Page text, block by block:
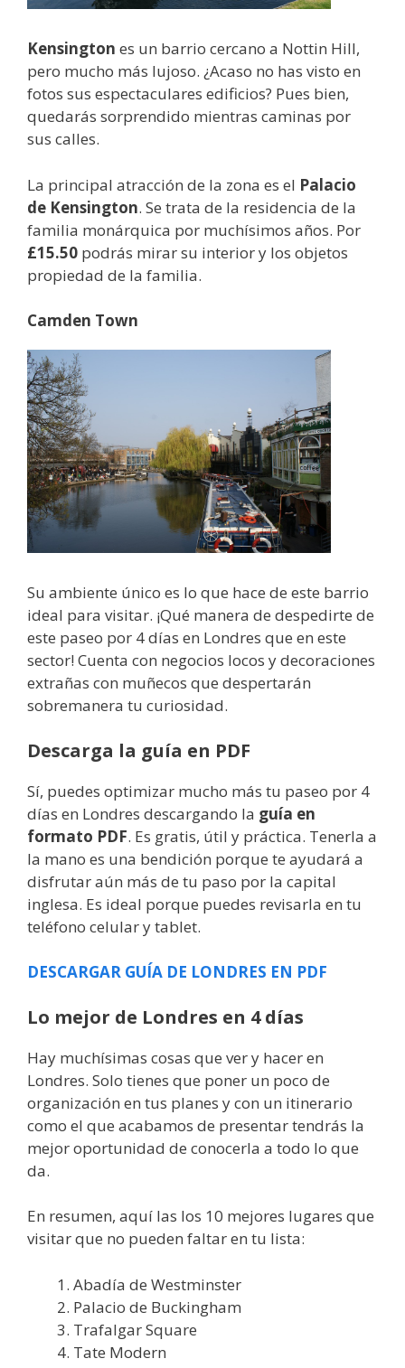
Kensington es un barrio cercano a Nottin Hill,
pero mucho más lujoso. ¿Acaso no has visto en
fotos sus espectaculares edificios? Pues bien,
quedarás sorprendido mientras caminas por
sus calles.
La principal atracción de la zona es el Palacio
de Kensington. Se trata de la residencia de la
familia monárquica por muchísimos años. Por
£15.50 podrás mirar su interior y los objetos
propiedad de la familia.
Camden Town
Su ambiente único es lo que hace de este barrio
ideal para visitar. ¡Qué manera de despedirte de
este paseo por 4 días en Londres que en este
sector! Cuenta con negocios locos y decoraciones
extrañas con muñecos que despertarán
sobremanera tu curiosidad.
Descarga la guía en PDF
Sí, puedes optimizar mucho más tu paseo por 4
días en Londres descargando la guía en
formato PDF. Es gratis, útil y práctica. Tenerla a
la mano es una bendición porque te ayudará a
disfrutar aún más de tu paso por la capital
inglesa. Es ideal porque puedes revisarla en tu
teléfono celular y tablet.
DESCARGAR GUÍA DE LONDRES EN PDF
Lo mejor de Londres en 4 días
Hay muchísimas cosas que ver y hacer en
Londres. Solo tienes que poner un poco de
organización en tus planes y con un itinerario
como el que acabamos de presentar tendrás la
mejor oportunidad de conocerla a todo lo que
da.
En resumen, aquí las los 10 mejores lugares que
visitar que no pueden faltar en tu lista:
Abadía de Westminster
Palacio de Buckingham
Trafalgar Square
Tate Modern